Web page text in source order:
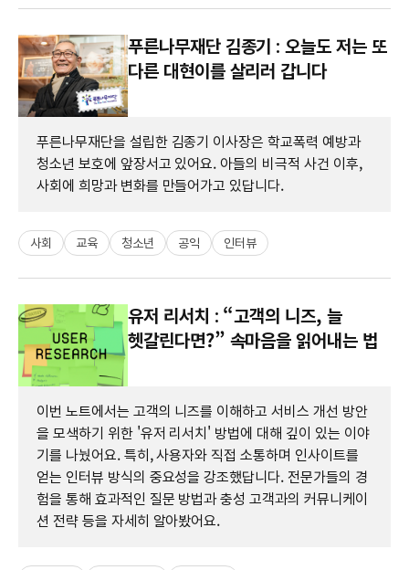
푸른나무재단 김종기 : 오늘도 저는 또
다른 대현이를 살리러 갑니다
푸른나무재단을 설립한 김종기 이사장은 학교폭력 예방과
청소년 보호에 앞장서고 있어요. 아들의 비극적 사건 이후,
사회에 희망과 변화를 만들어가고 있답니다.
사회 교육 청소년 공익 인터뷰
유저 리서치 : “고객의 니즈, 늘
헷갈린다면?” 속마음을 읽어내는 법
이번 노트에서는 고객의 니즈를 이해하고 서비스 개선 방안
을 모색하기 위한 '유저 리서치' 방법에 대해 깊이 있는 이야
기를 나눴어요. 특히, 사용자와 직접 소통하며 인사이트를
얻는 인터뷰 방식의 중요성을 강조했답니다. 전문가들의 경
험을 통해 효과적인 질문 방법과 충성 고객과의 커뮤니케이
션 전략 등을 자세히 알아봤어요.